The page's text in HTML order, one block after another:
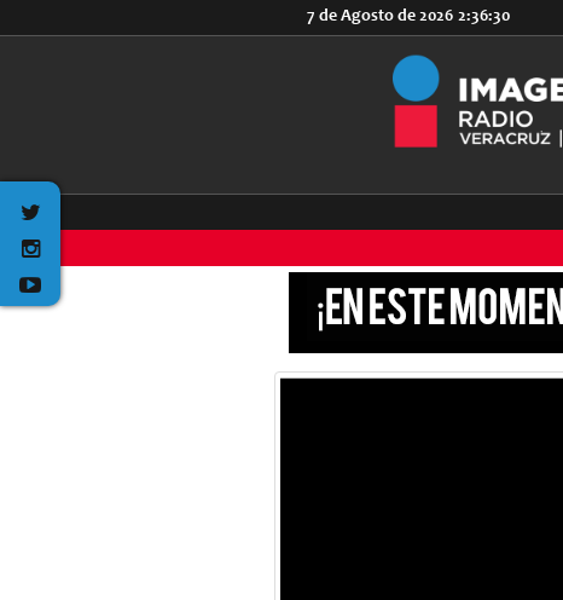
7 de Agosto de 2026 2:36:30